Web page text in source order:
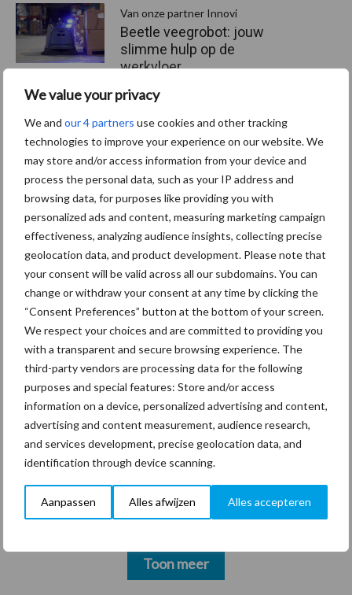
We value your privacy
We and our 4 partners use cookies and other tracking
technologies to improve your experience on our website. We
may store and/or access information from your device and
process the personal data, such as your IP address and
browsing data, for purposes like providing you with
personalized ads and content, measuring marketing campaign
effectiveness, analyzing audience insights, collecting precise
geolocation data, and product development. Please note that
your consent will be valid across all our subdomains. You can
change or withdraw your consent at any time by clicking the
“Consent Preferences” button at the bottom of your screen.
We respect your choices and are committed to providing you
with a transparent and secure browsing experience. The
third-party vendors are processing data for the following
purposes and special features: Store and/or access
information on a device, personalized advertising and content,
advertising and content measurement, audience research,
and services development, precise geolocation data, and
identification through device scanning.
Aanpassen Alles afwijzen Alles accepteren
Van onze partner Innovi
Beetle veegrobot: jouw
slimme hulp op de
werkvloer
Van onze partner The Legal
Company
Bescherming van
persoonsgegevens: grip op
de risico’s
Hervorming flexibele
arbeidscontracten kent
Thema's Vakpartners
Coronavirus
Toon meer